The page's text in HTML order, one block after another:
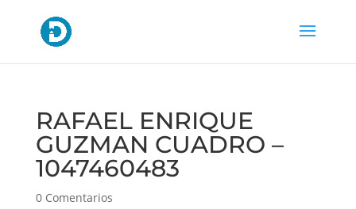
RAFAEL ENRIQUE
GUZMAN CUADRO –
1047460483
0 Comentarios